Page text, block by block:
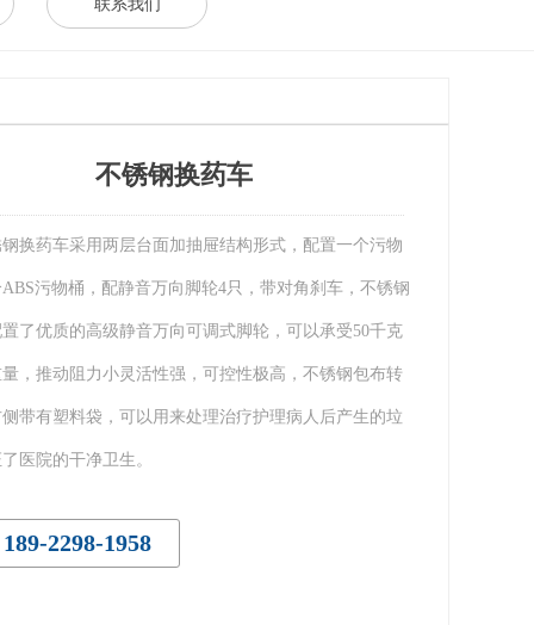
不锈钢换药车
换药车采用两层台面加抽屉结构形式，配置一个污物
污物桶，配静音万向脚轮4只，带对角刹车，不锈钢
了优质的高级静音万向可调式脚轮，可以承受50千克
，推动阻力小灵活性强，可控性极高，不锈钢包布转
带有塑料袋，可以用来处理治疗护理病人后产生的垃
医院的干净卫生。
189-2298-1958
联系我们